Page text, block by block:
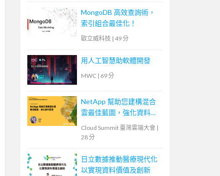
MongoDB 高效查詢術，
索引組合最佳化！
歐立威科技 | 49 分
用人工智慧助軟體開發
MWC | 69 分
NetApp 幫助您建構混合
雲最佳藍圖，強化資料管
Cloud Summit 臺灣雲端大會 |
28 分
日立數據推動醫療現代化
以實現資料價值及創新